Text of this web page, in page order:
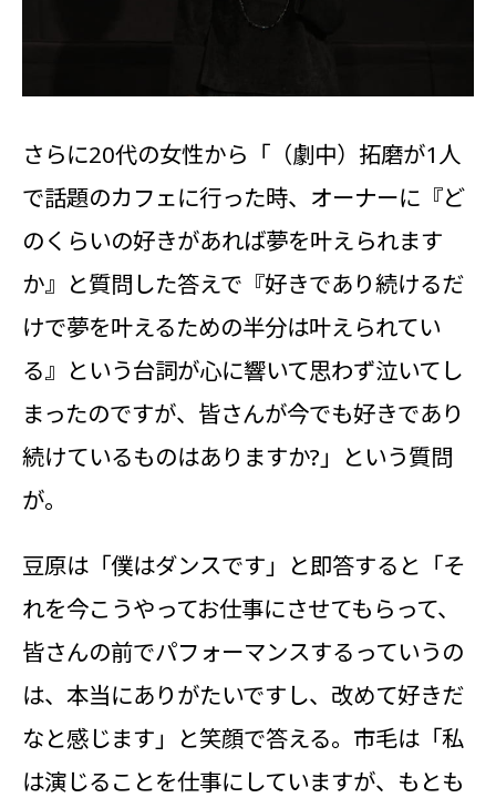
さらに20代の女性から「（劇中）拓磨が1人
で話題のカフェに行った時、オーナーに『ど
のくらいの好きがあれば夢を叶えられます
か』と質問した答えで『好きであり続けるだ
けで夢を叶えるための半分は叶えられてい
る』という台詞が心に響いて思わず泣いてし
まったのですが、皆さんが今でも好きであり
続けているものはありますか?」という質問
が。
豆原は「僕はダンスです」と即答すると「そ
れを今こうやってお仕事にさせてもらって、
皆さんの前でパフォーマンスするっていうの
は、本当にありがたいですし、改めて好きだ
なと感じます」と笑顔で答える。市毛は「私
は演じることを仕事にしていますが、もとも